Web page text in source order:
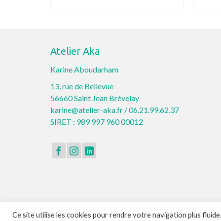
Atelier Aka
Karine Aboudarham
13, rue de Bellevue
56660 Saint Jean Brévelay
karine@atelier-aka.fr /06.21.99.62.37
SIRET : 989 997 960 00012
© 2026 L'Atelier Aka
Ce site utilise les cookies pour rendre votre navigation plus